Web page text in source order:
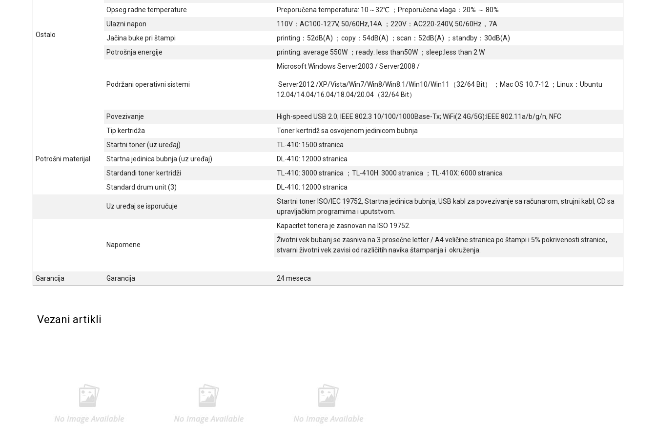
Ostalo
Opseg radne temperature
Preporučena temperatura: 10～32℃ ；Preporučena vlaga：20% ～ 80%
Ulazni napon
110V：AC100-127V, 50/60Hz,14A ；220V：AC220-240V, 50/60Hz，7A
Jačina buke pri štampi
printing：52dB(A) ；copy：54dB(A) ；scan：52dB(A) ；standby：30dB(A)
Potrošnja energije
printing: average 550W ；ready: less than50W ；sleep:less than 2 W
Podržani operativni sistemi
Microsoft Windows Server2003 / Server2008 /
Server2012 /XP/Vista/Win7/Win8/Win8.1/Win10/Win11（32/64 Bit） ；Mac OS 10.7-12 ；Linux：Ubuntu
12.04/14.04/16.04/18.04/20.04（32/64 Bit）
Povezivanje High-speed USB 2.0; IEEE 802.3 10/100/1000Base-Tx; WiFi(2.4G/5G):IEEE 802.11a/b/g/n, NFC
Potrošni materijal
Tip kertridža
Toner kertridž sa osvojenom jedinicom bubnja
Startni toner (uz uređaj)
TL-410: 1500 stranica
Startna jedinica bubnja (uz uređaj)
DL-410: 12000 stranica
Stardandi toner kertridži
TL-410: 3000 stranica ；TL-410H: 3000 stranica ；TL-410X: 6000 stranica
Standard drum unit (3)
DL-410: 12000 stranica
Uz uređaj se isporučuje
Startni toner ISO/IEC 19752, Startna jedinica bubnja, USB kabl za povezivanje sa računarom, strujni kabl, CD sa
upravljačkim programima i uputstvom.
Napomene
Kapacitet tonera je zasnovan na ISO 19752.
Životni vek bubanj se zasniva na 3 prosečne letter / A4 veličine stranica po štampi i 5% pokrivenosti stranice,
stvarni životni vek zavisi od različitih navika štampanja i okruženja.
Garancija Garancija 24 meseca
Vezani artikli